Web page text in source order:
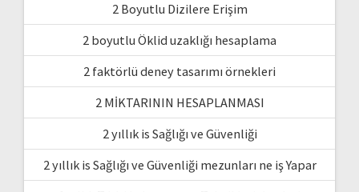
2 Boyutlu Dizilere Erişim
2 boyutlu Öklid uzaklığı hesaplama
2 faktörlü deney tasarımı örnekleri
2 MİKTARININ HESAPLANMASI
2 yıllık is Sağlığı ve Güvenliği
2 yıllık is Sağlığı ve Güvenliği mezunları ne iş Yapar